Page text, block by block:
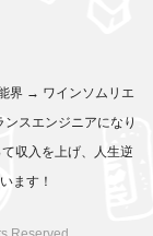
界 → ワインソムリエ
スエンジニアになり
収入を上げ、人生逆
ます！